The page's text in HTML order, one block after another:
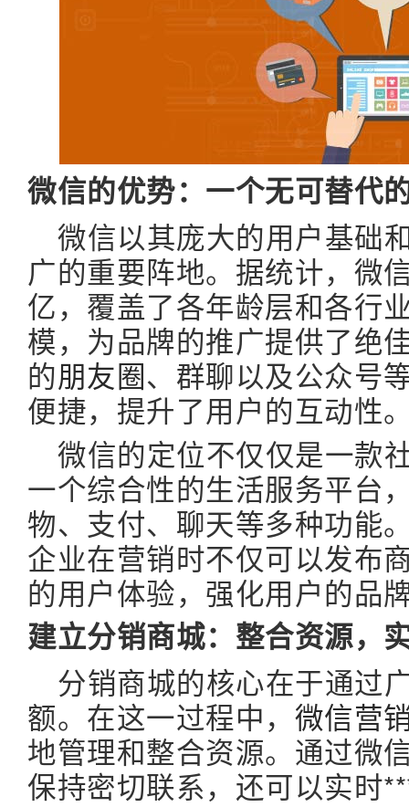
微信的优势：一个无可替代
微信以其庞大的用户基础
广的重要阵地。据统计，微
亿，覆盖了各年龄层和各行
模，为品牌的推广提供了绝
的朋友圈、群聊以及公众号
便捷，提升了用户的互动性
微信的定位不仅仅是一款
一个综合性的生活服务平台
物、支付、聊天等多种功能
企业在营销时不仅可以发布
的用户体验，强化用户的品
建立分销商城：整合资源，
分销商城的核心在于通过
额。在这一过程中， 微信营
地管理和整合资源。通过微
保持密切联系，还可以实时